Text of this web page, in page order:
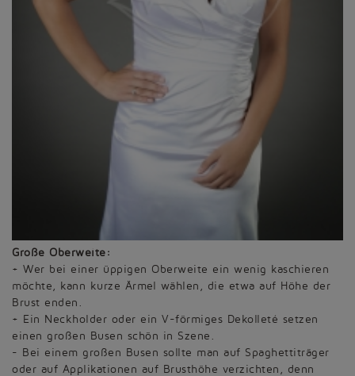
Große Oberweite:
+ Wer bei einer üppigen Oberweite ein wenig kaschieren
möchte, kann kurze Ärmel wählen, die etwa auf Höhe der
Brust enden.
+ Ein Neckholder oder ein V-förmiges Dekolleté setzen
einen großen Busen schön in Szene.
- Bei einem großen Busen sollte man auf Spaghettiträger
oder auf Applikationen auf Brusthöhe verzichten, denn